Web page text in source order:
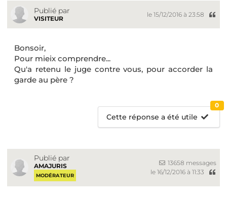
Publié par
VISITEUR
le 15/12/2016 à 23:58
Bonsoir,
Pour mieix comprendre...
Qu'a retenu le juge contre vous, pour accorder la
garde au père ?
Cette réponse a été utile
0
Publié par
AMAJURIS
MODÉRATEUR
13658 messages
le 16/12/2016 à 11:33